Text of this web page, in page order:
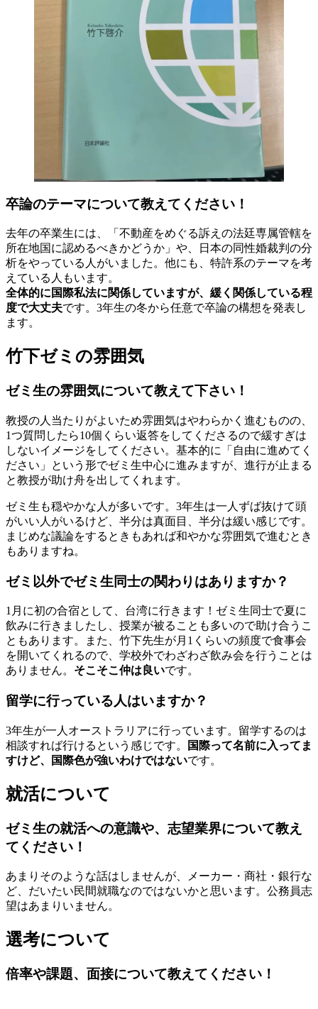
卒論のテーマについて教えてください！
去年の卒業生には、「不動産をめぐる訴えの法廷専属管轄を
所在地国に認めるべきかどうか」や、日本の同性婚裁判の分
析をやっている人がいました。他にも、特許系のテーマを考
えている人もいます。
全体的に国際私法に関係していますが、緩く関係している程
度で大丈夫です。3年生の冬から任意で卒論の構想を発表し
ます。
竹下ゼミの雰囲気
ゼミ生の雰囲気について教えて下さい！
教授の人当たりがよいため雰囲気はやわらかく進むものの、
1つ質問したら10個くらい返答をしてくださるので緩すぎは
しないイメージをしてください。基本的に「自由に進めてく
ださい」という形でゼミ生中心に進みますが、進行が止まる
と教授が助け舟を出してくれます。
ゼミ生も穏やかな人が多いです。3年生は一人ずば抜けて頭
がいい人がいるけど、半分は真面目、半分は緩い感じです。
まじめな議論をするときもあれば和やかな雰囲気で進むとき
もありますね。
ゼミ以外でゼミ生同士の関わりはありますか？
1月に初の合宿として、台湾に行きます！ゼミ生同士で夏に
飲みに行きましたし、授業が被ることも多いので助け合うこ
ともあります。また、竹下先生が月1くらいの頻度で食事会
を開いてくれるので、学校外でわざわざ飲み会を行うことは
ありません。 そこそこ仲は良いです。
留学に行っている人はいますか？
3年生が一人オーストラリアに行っています。留学するのは
相談すれば行けるという感じです。
国際って名前に入ってま
すけど、国際色が強いわけではないです。
就活について
ゼミ生の就活への意識や、志望業界について教え
てください！
あまりそのような話はしませんが、メーカー・商社・銀行な
ど、だいたい民間就職なのではないかと思います。公務員志
望はあまりいません。
選考について
倍率や課題、面接について教えてください！